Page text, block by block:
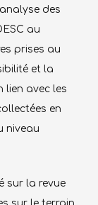
des
au
prises au
et la
lien avec les
en
niveau
sur la revue